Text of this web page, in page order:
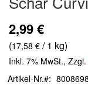
der
Bildergalerie
springen
2,99 €
(17,58 € / 1 kg)
Inkl. 7% MwSt., Zzgl.
Artikel-Nr.